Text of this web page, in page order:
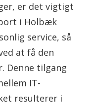
er det vigtigt
i Holbæk
service, så
at få den
Denne tilgang
IT-
resulterer i